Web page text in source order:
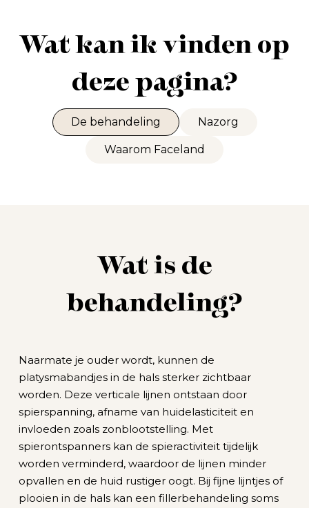
Wat kan ik vinden op
deze pagina?
De behandeling Nazorg
Waarom Faceland
Naarmate je ouder wordt, kunnen de
platysmabandjes in de hals sterker zichtbaar
worden. Deze verticale lijnen ontstaan door
spierspanning, afname van huidelasticiteit en
invloeden zoals zonblootstelling. Met
spierontspanners kan de spieractiviteit tijdelijk
worden verminderd, waardoor de lijnen minder
opvallen en de huid rustiger oogt. Bij fijne lijntjes of
plooien in de hals kan een fillerbehandeling soms
Wat is de
behandeling?